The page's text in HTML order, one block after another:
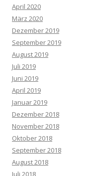
April 2020
März 2020
Dezember 2019
September 2019
August 2019
Juli 2019
Juni 2019
April 2019
Januar 2019
Dezember 2018
November 2018
Oktober 2018
September 2018
August 2018
Juli 2018